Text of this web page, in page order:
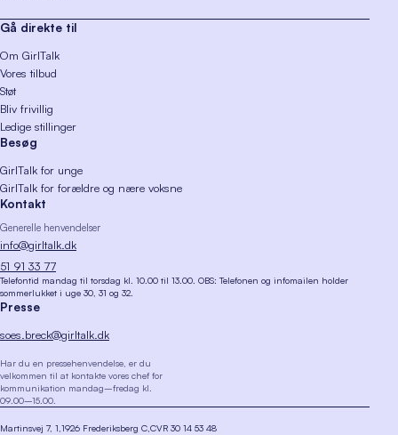
Gå direkte til
Om GirlTalk
Vores tilbud
Støt
Bliv frivillig
Ledige stillinger
Besøg
GirlTalk for unge
GirlTalk for forældre og nære voksne
Kontakt
Generelle henvendelser
info@girltalk.dk
51 91 33 77
Telefontid mandag til torsdag kl. 10.00 til 13.00. OBS: Telefonen og infomailen holder
sommerlukket i uge 30, 31 og 32.
Presse
soes.breck@girltalk.dk
Har du en pressehenvendelse, er du
velkommen til at kontakte vores chef for
kommunikation mandag–fredag kl.
09.00–15.00.
Martinsvej 7, 1 1926 Frederiksberg C CVR 30 14 53 48